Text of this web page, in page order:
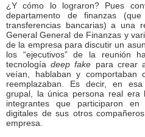
¿Y cómo lo lograron? Pues
departamento de finanzas
transferencias bancarias) a una
General General de Finanzas y
de la empresa para discutir un
los “ejecutivos” de la reunión
tecnologíadeep fake para crear
veían, hablaban y comportaban
reemplazaban. Es decir, en
grupal, la única persona real era
integrantes que participaron
digitales de sus otros
empresa.